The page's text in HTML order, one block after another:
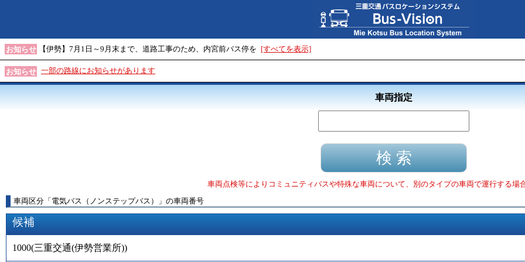
お知らせ 【伊勢】7月1日～9月末まで、道路工事のため、内宮前バス停を [すべてを表示]
お知らせ 一部の路線にお知らせがあります
車両指定
車両点検等によりコミュニティバスや特殊な車両について、別のタイプの車両で運行する場
車両区分 「 電気バス（ノンステップバス） 」 の車両番号
候補
1000(三重交通(伊勢営業所))